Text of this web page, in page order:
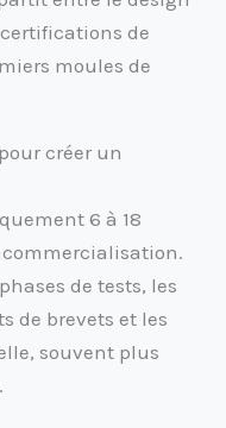
de
moules de
créer un
6 à 18
de tests, les
de brevets et les
souvent plus